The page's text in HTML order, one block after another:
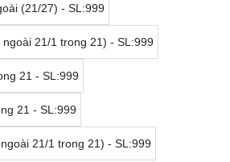
(21/27) - SL:999
21/1 trong 21) - SL:999
21 - SL:999
21 - SL:999
21/1 trong 21) - SL:999